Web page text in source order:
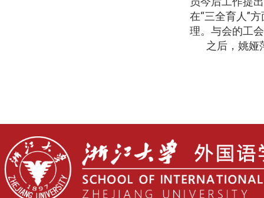
在“三全育人”
理。与会的工
之后，姚娅